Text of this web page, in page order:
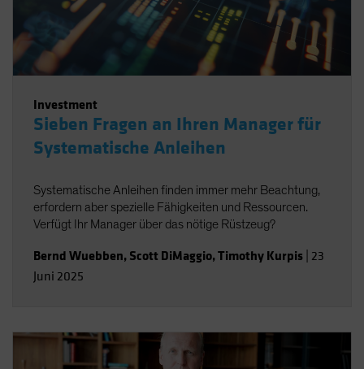
Investment
Sieben Fragen an Ihren Manager für
Systematische Anleihen
Systematische Anleihen finden immer mehr Beachtung,
erfordern aber spezielle Fähigkeiten und Ressourcen.
Verfügt Ihr Manager über das nötige Rüstzeug?
Bernd Wuebben, Scott DiMaggio,Timothy Kurpis 23
Juni 2025